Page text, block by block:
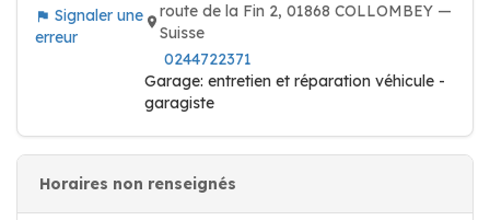
Signaler une
erreur
route de la Fin 2, 01868 COLLOMBEY —
Suisse
0244722371
Garage: entretien et réparation véhicule -
garagiste
Horaires non renseignés